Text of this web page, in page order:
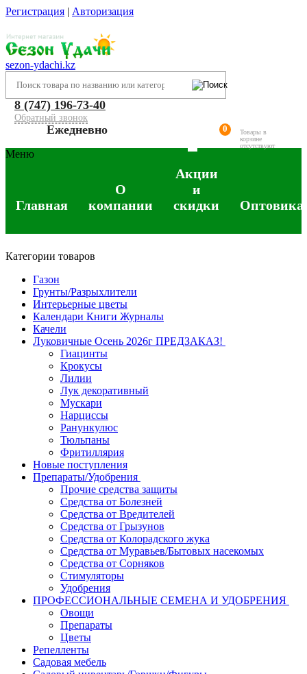
Регистрация | Авторизация
sezon-ydachi.kz
8 (747) 196-73-40
Обратный звонок
Ежедневно 0
Товары в
корзине
отсутствуют
Меню
Главная
О
компании
Акции
и
скидки
Категории товаров
Газон
Грунты/Разрыхлители
Интерьерные цветы
Календари Книги Журналы
Качели
Луковичные Осень 2026г ПРЕДЗАКАЗ!
Гиацинты
Крокусы
Лилии
Лук декоративный
Мускари
Нарциссы
Ранункулюс
Тюльпаны
Фритиллярия
Новые поступления
Препараты/Удобрения
Прочие средства защиты
Средства от Болезней
Средства от Вредителей
Средства от Грызунов
Средства от Колорадского жука
Средства от Муравьев/Бытовых насекомых
Средства от Сорняков
Стимуляторы
Удобрения
ПРОФЕССИОНАЛЬНЫЕ СЕМЕНА И УДОБРЕНИЯ
Овощи
Препараты
Цветы
Репелленты
Садовая мебель